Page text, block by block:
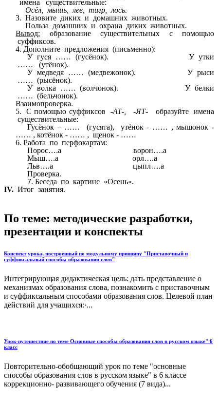
имена существительные:
Осёл, мышь, лев, тигр, лось.
3. Назовите диких и домашних животных.
Польза домашних и охрана диких животных.
Вывод: образование существительных с помощью
суффиксов.
4. Дополните предложения (письменно):
У гуся …… (гусёнок). У утки
…… (утёнок).
У медведя …… (медвежонок). У рыси
…… (рысёнок).
У волка …… (волчонок). У белки
…… (бельчонок).
Взаимопроверка.
5. С помощью суффиксов -АТ-, -ЯТ- образуйте имена
существительные:
Гусёнок – …… (гусята), утёнок - …… , мышонок -
…… , котёнок - …… , щенок - ……
6. Работа по перфокартам:
Порос….а ворон….а
Мыш….а орл….а
Льв….а цыпл….а
Проверка.
Беседа по картине «Осень».
IV. Итог занятия.
По теме: методические разработки,
презентации и конспекты
Конспект урока, построенный по модульному принципу "Приставочный и
суффиксальный способы образования слов"
Интегрирующая дидактическая цель: дать представление о
механизмах образования слова, познакомить с приставочным
и суффиксальным способами образования слов. Целевой план
действий для учащихся:·...
Урок-путешествие по теме Основные способы образования слов в русском языке" 6
класс
Повторительно-обобщающий урок по теме "основные
способы образования слов в русском языке" в 6 классе
коррекционно- развивающего обучения (7 вида)...